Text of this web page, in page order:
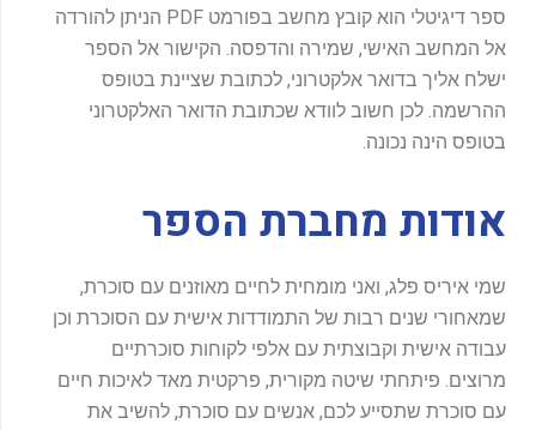
ספר דיגיטלי הוא קובץ מחשב בפורמט PDF הניתן להורדה
אל המחשב האישי, שמירה והדפסה. הקישור אל הספר
ישלח אליך בדואר אלקטרוני, לכתובת שציינת בטופס
ההרשמה. לכן חשוב לוודא שכתובת הדואר האלקטרוני
בטופס הינה נכונה.
אודות מחברת הספר
שמי איריס פלג, ואני מומחית לחיים מאוזנים עם סוכרת,
שמאחורי שנים רבות של התמודדות אישית עם הסוכרת וכן
עבודה אישית וקבוצתית עם אלפי לקוחות סוכרתיים
מרוצים. פיתחתי שיטה מקורית, פרקטית מאד לאיכות חיים
עם סוכרת שתסייע לכם, אנשים עם סוכרת, להשיב את